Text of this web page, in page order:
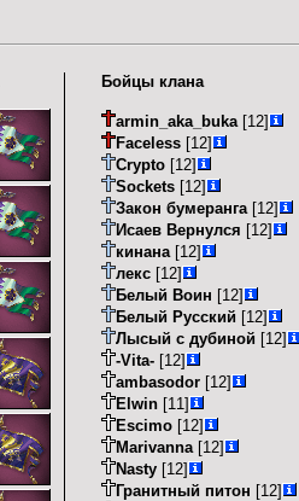
Бойцы клана
armin_aka_buka [12]
Faceless [12]
Crypto [12]
Sockets [12]
Закон бумеранга [12]
Исаев Вернулся [12]
кинана [12]
лекс [12]
Белый Воин [12]
Белый Русский [12]
Лысый с дубиной [12]
-Vita- [12]
ambasodor [12]
Elwin [11]
Escimo [12]
Marivanna [12]
Nasty [12]
Гранитный питон [12]